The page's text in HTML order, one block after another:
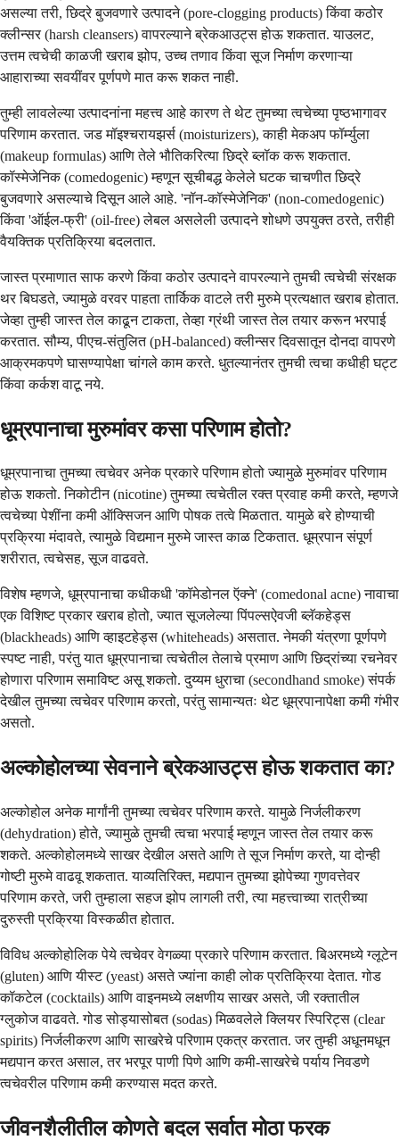
असल्या तरी, छिद्रे बुजवणारे उत्पादने (pore-clogging products) किंवा कठोर
क्लीन्सर (harsh cleansers) वापरल्याने ब्रेकआउट्स होऊ शकतात. याउलट,
उत्तम त्वचेची काळजी खराब झोप, उच्च तणाव किंवा सूज निर्माण करणाऱ्या
आहाराच्या सवयींवर पूर्णपणे मात करू शकत नाही.
तुम्ही लावलेल्या उत्पादनांना महत्त्व आहे कारण ते थेट तुमच्या त्वचेच्या पृष्ठभागावर
परिणाम करतात. जड मॉइश्चरायझर्स (moisturizers), काही मेकअप फॉर्म्युला
(makeup formulas) आणि तेले भौतिकरित्या छिद्रे ब्लॉक करू शकतात.
कॉस्मेजेनिक (comedogenic) म्हणून सूचीबद्ध केलेले घटक चाचणीत छिद्रे
बुजवणारे असल्याचे दिसून आले आहे. 'नॉन-कॉस्मेजेनिक' (non-comedogenic)
किंवा 'ऑईल-फ्री' (oil-free) लेबल असलेली उत्पादने शोधणे उपयुक्त ठरते, तरीही
वैयक्तिक प्रतिक्रिया बदलतात.
जास्त प्रमाणात साफ करणे किंवा कठोर उत्पादने वापरल्याने तुमची त्वचेची संरक्षक
थर बिघडते, ज्यामुळे वरवर पाहता तार्किक वाटले तरी मुरुमे प्रत्यक्षात खराब होतात.
जेव्हा तुम्ही जास्त तेल काढून टाकता, तेव्हा ग्रंथी जास्त तेल तयार करून भरपाई
करतात. सौम्य, पीएच-संतुलित (pH-balanced) क्लीन्सर दिवसातून दोनदा वापरणे
आक्रमकपणे घासण्यापेक्षा चांगले काम करते. धुतल्यानंतर तुमची त्वचा कधीही घट्ट
किंवा कर्कश वाटू नये.
धूम्रपानाचा मुरुमांवर कसा परिणाम होतो?
धूम्रपानाचा तुमच्या त्वचेवर अनेक प्रकारे परिणाम होतो ज्यामुळे मुरुमांवर परिणाम
होऊ शकतो. निकोटीन (nicotine) तुमच्या त्वचेतील रक्त प्रवाह कमी करते, म्हणजे
त्वचेच्या पेशींना कमी ऑक्सिजन आणि पोषक तत्वे मिळतात. यामुळे बरे होण्याची
प्रक्रिया मंदावते, त्यामुळे विद्यमान मुरुमे जास्त काळ टिकतात. धूम्रपान संपूर्ण
शरीरात, त्वचेसह, सूज वाढवते.
विशेष म्हणजे, धूम्रपानाचा कधीकधी 'कॉमेडोनल ऍक्ने' (comedonal acne) नावाचा
एक विशिष्ट प्रकार खराब होतो, ज्यात सूजलेल्या पिंपल्सऐवजी ब्लॅकहेड्स
(blackheads) आणि व्हाइटहेड्स (whiteheads) असतात. नेमकी यंत्रणा पूर्णपणे
स्पष्ट नाही, परंतु यात धूम्रपानाचा त्वचेतील तेलाचे प्रमाण आणि छिद्रांच्या रचनेवर
होणारा परिणाम समाविष्ट असू शकतो. दुय्यम धुराचा (secondhand smoke) संपर्क
देखील तुमच्या त्वचेवर परिणाम करतो, परंतु सामान्यतः थेट धूम्रपानापेक्षा कमी गंभीर
असतो.
अल्कोहोलच्या सेवनाने ब्रेकआउट्स होऊ शकतात का?
अल्कोहोल अनेक मार्गांनी तुमच्या त्वचेवर परिणाम करते. यामुळे निर्जलीकरण
(dehydration) होते, ज्यामुळे तुमची त्वचा भरपाई म्हणून जास्त तेल तयार करू
शकते. अल्कोहोलमध्ये साखर देखील असते आणि ते सूज निर्माण करते, या दोन्ही
गोष्टी मुरुमे वाढवू शकतात. याव्यतिरिक्त, मद्यपान तुमच्या झोपेच्या गुणवत्तेवर
परिणाम करते, जरी तुम्हाला सहज झोप लागली तरी, त्या महत्त्वाच्या रात्रीच्या
दुरुस्ती प्रक्रिया विस्कळीत होतात.
विविध अल्कोहोलिक पेये त्वचेवर वेगळ्या प्रकारे परिणाम करतात. बिअरमध्ये ग्लूटेन
(gluten) आणि यीस्ट (yeast) असते ज्यांना काही लोक प्रतिक्रिया देतात. गोड
कॉकटेल (cocktails) आणि वाइनमध्ये लक्षणीय साखर असते, जी रक्तातील
ग्लुकोज वाढवते. गोड सोड्यासोबत (sodas) मिळवलेले क्लियर स्पिरिट्स (clear
spirits) निर्जलीकरण आणि साखरेचे परिणाम एकत्र करतात. जर तुम्ही अधूनमधून
मद्यपान करत असाल, तर भरपूर पाणी पिणे आणि कमी-साखरेचे पर्याय निवडणे
त्वचेवरील परिणाम कमी करण्यास मदत करते.
जीवनशैलीतील कोणते बदल सर्वात मोठा फरक